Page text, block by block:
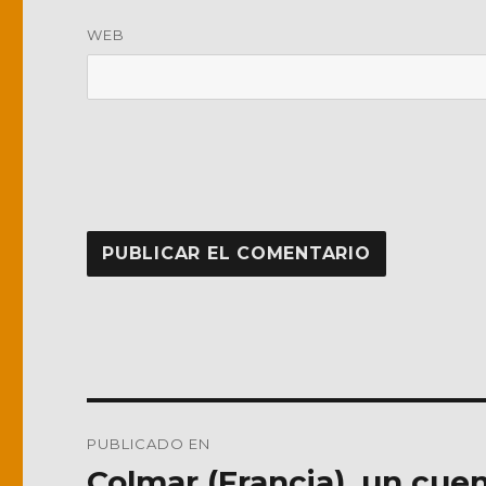
WEB
de
PUBLICADO EN